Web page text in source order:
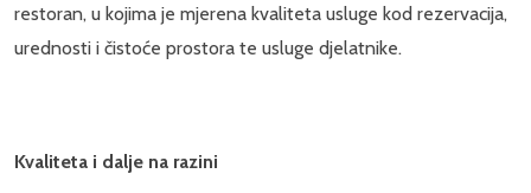
restoran, u kojima je mjerena kvaliteta usluge kod rezervacija,
urednosti i čistoće prostora te usluge djelatnike.
Kvaliteta i dalje na razini